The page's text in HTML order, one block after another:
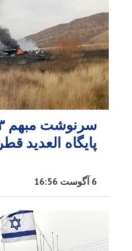
پایگاه العدید قطر
6 آگوست 16:56